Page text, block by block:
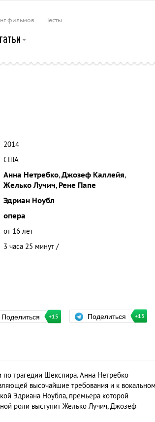
фильмов Тесты
2014
США
Анна Нетребко,Джозеф Каллейя,
Желько Лучич, Рене Папе
Эдриан Ноубл
опера
от 16 лет
3 часа 25 минут /
Поделиться +15 Поделиться +15
по трагедии Шекспира. Анна Нетребко
высочайшие требования и к
Эдриана Ноубла, премьера которой
роли выступит Желько Лучич, Джозеф